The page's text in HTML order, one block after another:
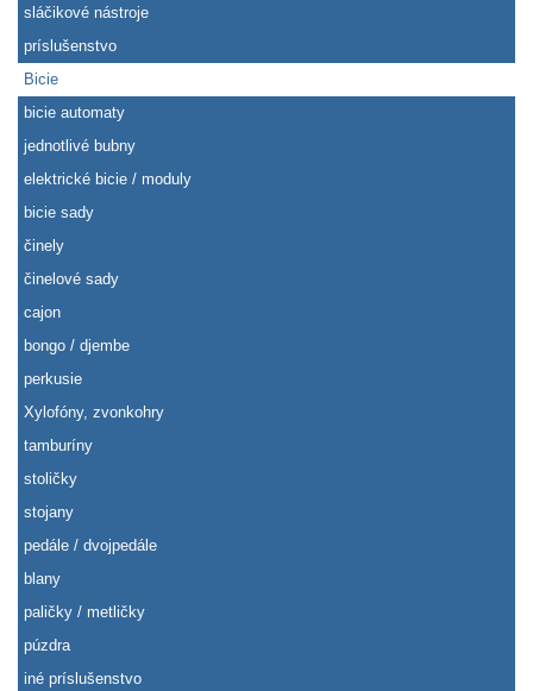
sláčikové nástroje
príslušenstvo
Bicie
bicie automaty
jednotlivé bubny
elektrické bicie / moduly
bicie sady
činely
činelové sady
cajon
bongo / djembe
perkusie
Xylofóny, zvonkohry
tamburíny
stoličky
stojany
pedále / dvojpedále
blany
paličky / metličky
púzdra
iné príslušenstvo